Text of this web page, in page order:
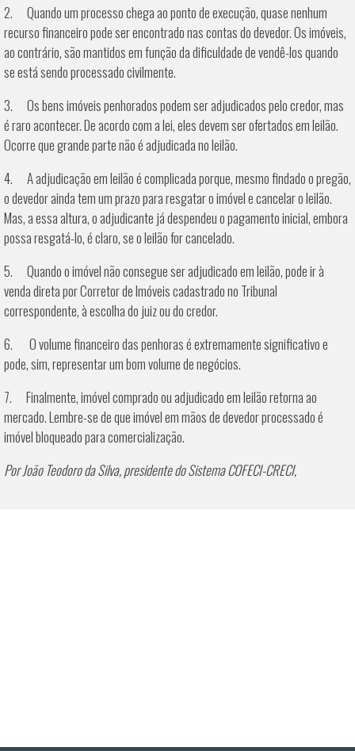
2. Quando um processo chega ao ponto de execução, quase nenhum
recurso financeiro pode ser encontrado nas contas do devedor. Os imóveis,
ao contrário, são mantidos em função da dificuldade de vendê-los quando
se está sendo processado civilmente.
3. Os bens imóveis penhorados podem ser adjudicados pelo credor, mas
é raro acontecer. De acordo com a lei, eles devem ser ofertados em leilão.
Ocorre que grande parte não é adjudicada no leilão.
4. A adjudicação em leilão é complicada porque, mesmo findado o pregão,
o devedor ainda tem um prazo para resgatar o imóvel e cancelar o leilão.
Mas, a essa altura, o adjudicante já despendeu o pagamento inicial, embora
possa resgatá-lo, é claro, se o leilão for cancelado.
5. Quando o imóvel não consegue ser adjudicado em leilão, pode ir à
venda direta por Corretor de Imóveis cadastrado no Tribunal
correspondente, à escolha do juiz ou do credor.
6. O volume financeiro das penhoras é extremamente significativo e
pode, sim, representar um bom volume de negócios.
7. Finalmente, imóvel comprado ou adjudicado em leilão retorna ao
mercado. Lembre-se de que imóvel em mãos de devedor processado é
imóvel bloqueado para comercialização.
Por João Teodoro da Silva, presidente do Sistema COFECI-CRECI,